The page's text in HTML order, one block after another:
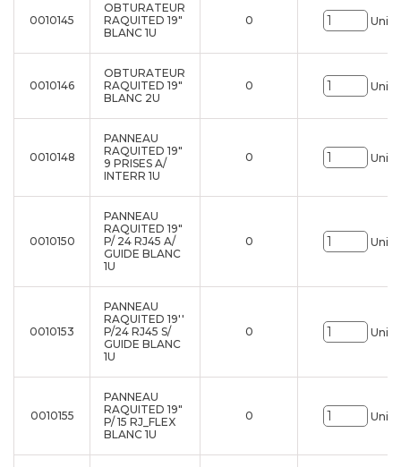
0010145
OBTURATEUR
RAQUITED 19"
BLANC 1U
0 Uni.
0010146
OBTURATEUR
RAQUITED 19"
BLANC 2U
0 Uni.
0010148
PANNEAU
RAQUITED 19"
9 PRISES A/
INTERR 1U
0 Uni.
0010150
PANNEAU
RAQUITED 19"
P/ 24 RJ45 A/
GUIDE BLANC
1U
0 Uni.
0010153
PANNEAU
RAQUITED 19''
P/24 RJ45 S/
GUIDE BLANC
1U
0 Uni.
0010155
PANNEAU
RAQUITED 19"
P/ 15 RJ_FLEX
BLANC 1U
0 Uni.